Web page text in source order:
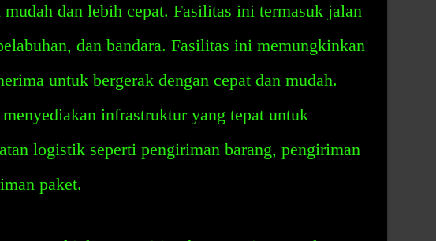
dan lebih cepat. Fasilitas ini termasuk jalan
dan bandara. Fasilitas ini memungkinkan
untuk bergerak dengan cepat dan mudah.
infrastruktur yang tepat untuk
logistik seperti pengiriman barang, pengiriman
paket.